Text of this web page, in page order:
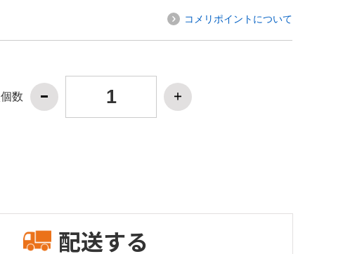
コメリポイントについて
数
配送する